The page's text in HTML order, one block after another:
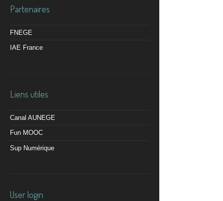
Partenaires
FNEGE
IAE France
Liens utiles
Canal AUNEGE
Fun MOOC
Sup Numérique
User login